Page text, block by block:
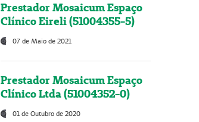
Prestador Mosaicum Espaço
Clínico Eireli (51004355-5)
07 de Maio de 2021
Prestador Mosaicum Espaço
Clínico Ltda (51004352-0)
01 de Outubro de 2020